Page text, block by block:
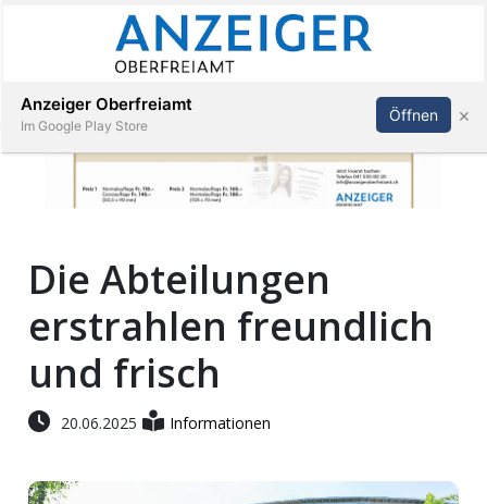
Veranstaltungen
Stellen
Paper
App
Abonnieren Anmelden
Die Abteilungen
erstrahlen freundlich
und frisch
20.06.2025 Informationen
Anzeiger Oberfreiamt
Im Google Play Store
Öffnen ×